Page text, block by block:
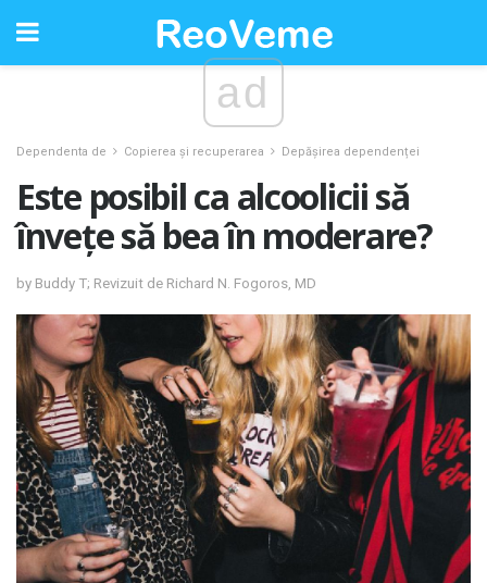
ad
Dependenta de Copierea și recuperarea Depășirea dependenței
Este posibil ca alcoolicii să
învețe să bea în moderare?
by Buddy T; Revizuit de Richard N. Fogoros, MD